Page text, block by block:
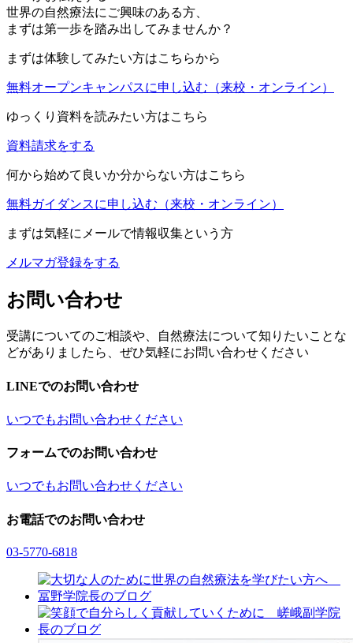
世界の自然療法にご興味のある方、
まずは第一歩を踏み出してみませんか？
まずは体験してみたい方はこちらから
無料オープンキャンパスに申し込む （来校・オンライン）
ゆっくり資料を読みたい方はこちら
資料請求をする
何から始めて良いか分からない方はこちら
無料ガイダンスに申し込む （来校・オンライン）
まずは気軽にメールで情報収集という方
メルマガ登録をする
お問い合わせ
受講についてのご相談や、自然療法について知りたいことな
どがありましたら、ぜひ気軽にお問い合わせください
LINEでのお問い合わせ
いつでもお問い合わせください
フォームでのお問い合わせ
いつでもお問い合わせください
お電話でのお問い合わせ
03-5770-6818